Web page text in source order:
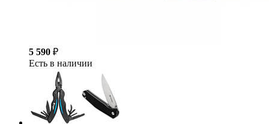
5 590 ₽
Есть в наличии